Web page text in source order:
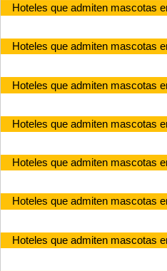
Hoteles que admiten mascotas
Hoteles que admiten mascotas
Hoteles que admiten mascotas
Hoteles que admiten mascotas
Hoteles que admiten mascotas
Hoteles que admiten mascotas
Hoteles que admiten mascotas